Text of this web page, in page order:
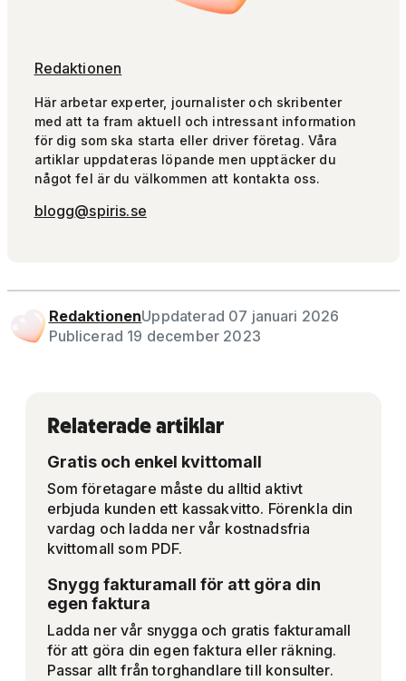
Redaktionen
Här arbetar experter, journalister och skribenter
med att ta fram aktuell och intressant information
för dig som ska starta eller driver företag. Våra
artiklar uppdateras löpande men upptäcker du
något fel är du välkommen att kontakta oss.
blogg@spiris.se
RedaktionenUppdaterad 07 januari 2026
Publicerad 19 december 2023
Relaterade artiklar
Gratis och enkel kvittomall
Som företagare måste du alltid aktivt
erbjuda kunden ett kassakvitto. Förenkla din
vardag och ladda ner vår kostnadsfria
kvittomall som PDF.
Snygg fakturamall för att göra din
egen faktura
Ladda ner vår snygga och gratis fakturamall
för att göra din egen faktura eller räkning.
Passar allt från torghandlare till konsulter.